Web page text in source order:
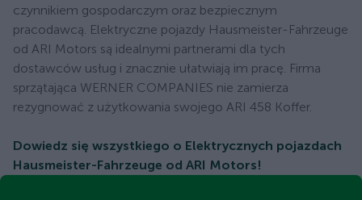
czynnikiem gospodarczym oraz bezpiecznym
pracodawcą. Elektryczne pojazdy Hausmeister-Fahrzeuge
od ARI Motors są idealnymi partnerami dla tych
dostawców usług i znacznie ułatwiają im pracę. Firma
sprzątająca WERNER COMPANIES nie zamierza
rezygnować z użytkowania swojego ARI 458 Koffer.
Dowiedz się wszystkiego o Elektrycznych pojazdach
Hausmeister-Fahrzeuge od ARI Motors!